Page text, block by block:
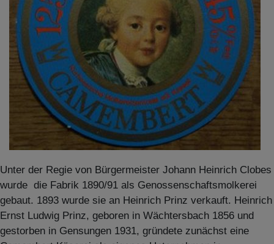
Unter der Regie von Bürgermeister Johann Heinrich Clobes
wurde die Fabrik 1890/91 als Genossenschaftsmolkerei
gebaut. 1893 wurde sie an Heinrich Prinz verkauft. Heinrich
Ernst Ludwig Prinz, geboren in Wächtersbach 1856 und
gestorben in Gensungen 1931, gründete zunächst eine